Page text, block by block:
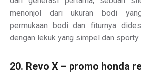
menonjol dari ukuran bodi
permukaan bodi dan fiturnya
dengan lekuk yang simpel dan sporty.
20. Revo X – promo honda